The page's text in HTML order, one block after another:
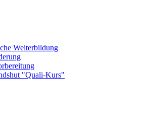
Weiterbildung
"Quali-Kurs"